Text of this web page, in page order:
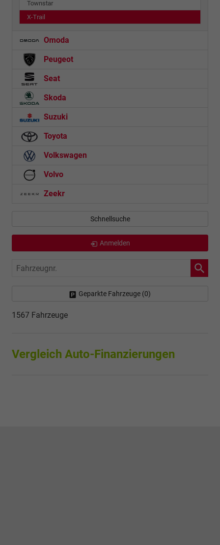
Townstar
X-Trail
Omoda
Peugeot
Seat
Skoda
Suzuki
Toyota
Volkswagen
Volvo
Zeekr
Schnellsuche
Anmelden
Fahrzeugnr.
Geparkte Fahrzeuge (0)
1567 Fahrzeuge
Vergleich Auto-Finanzierungen